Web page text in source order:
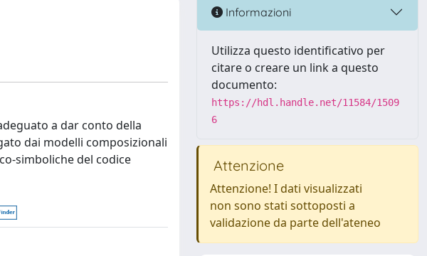
a dar conto della
dai modelli composizionali
simboliche del codice
Informazioni
Utilizza questo identificativo per
citare o creare un link a questo
documento:
https://hdl.handle.net/11584/1509
6
Attenzione
Attenzione! I dati visualizzati
non sono stati sottoposti a
validazione da parte dell'ateneo